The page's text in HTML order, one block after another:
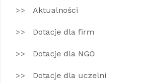
Aktualności
Dotacje dla firm
Dotacje dla NGO
Dotacje dla uczelni